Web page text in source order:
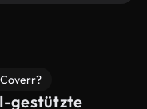
gestützte